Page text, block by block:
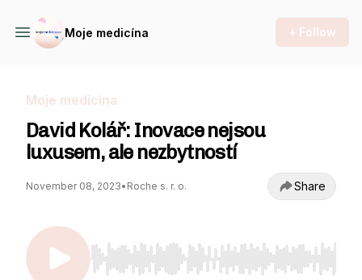
Moje medicína + Follow
Moje medicína
David Kolář: Inovace nejsou
luxusem, ale nezbytností
November 08, 2023• Roche s. r. o. Share
Use Left/Right to seek, Home/End to jump